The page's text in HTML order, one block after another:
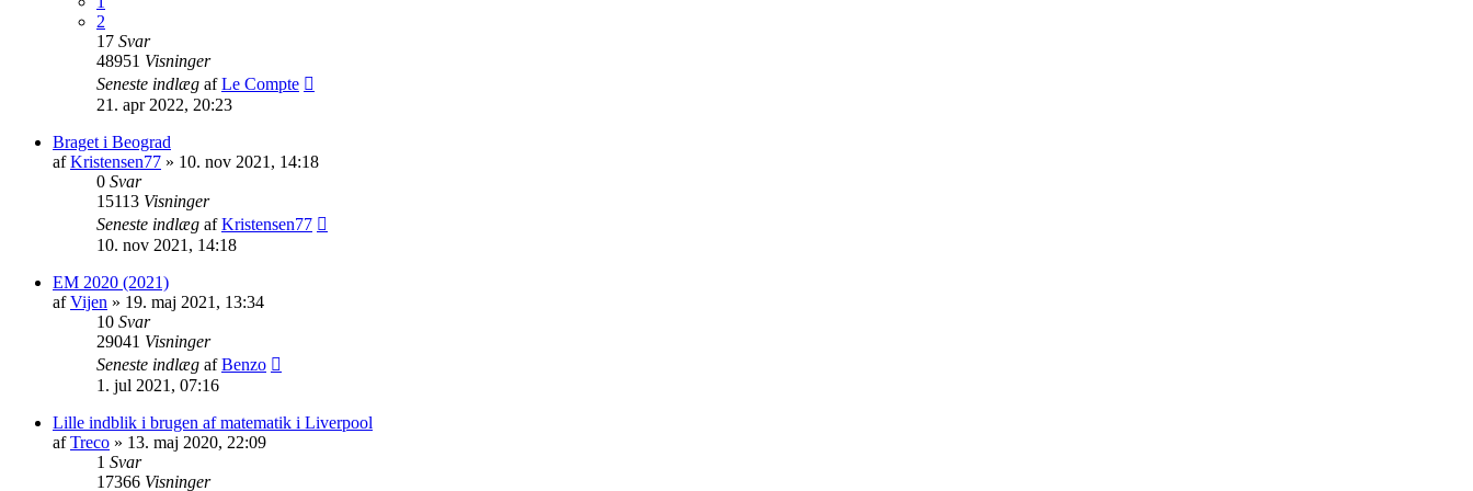
2
17 Svar
48951 Visninger
Seneste indlæg afLe Compte
21. apr 2022, 20:23
Braget i Beograd
afKristensen77 » 10. nov 2021, 14:18
0 Svar
15113 Visninger
Seneste indlæg afKristensen77
10. nov 2021, 14:18
EM 2020 (2021)
afVijen » 19. maj 2021, 13:34
10 Svar
29041 Visninger
Seneste indlæg afBenzo
1. jul 2021, 07:16
Lille indblik i brugen af matematik i Liverpool
afTreco » 13. maj 2020, 22:09
1 Svar
17366 Visninger